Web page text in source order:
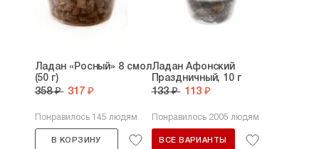
Ладан «Росный» 8 смол
(50 г)
358 ₽ 317 ₽
Понравилось 145 людям
В КОРЗИНУ
Ладан Афонский
Праздничный, 10 г
133 ₽ 113 ₽
Понравилось 2005 людям
ВСЕ ВАРИАНТЫ